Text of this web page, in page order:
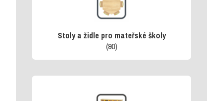
Stoly a židle pro mateřské školy
(90)